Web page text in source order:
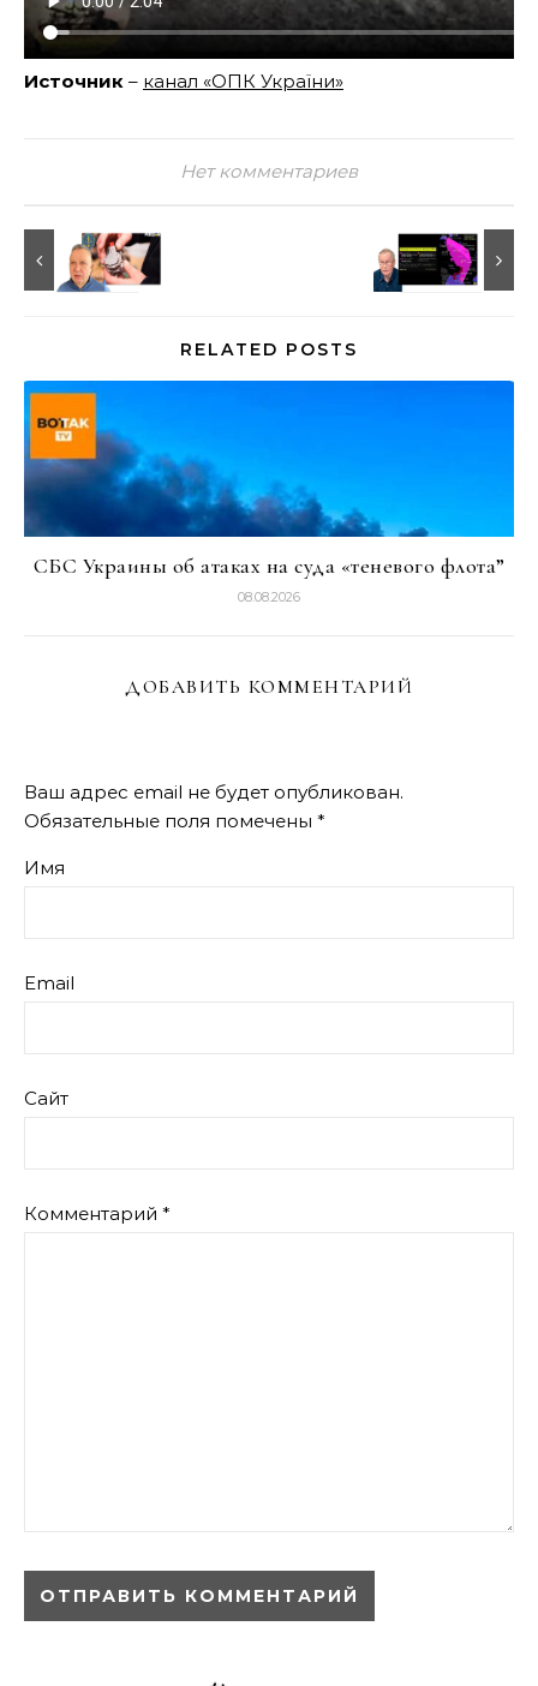
Источник – канал «ОПК України»
Нет комментариев
RELATED POSTS
СБС Украины об атаках на суда «теневого флота”
08.08.2026
ДОБАВИТЬ КОММЕНТАРИЙ
Ваш адрес email не будет опубликован.
Обязательные поля помечены *
Имя
Email
Сайт
Комментарий *